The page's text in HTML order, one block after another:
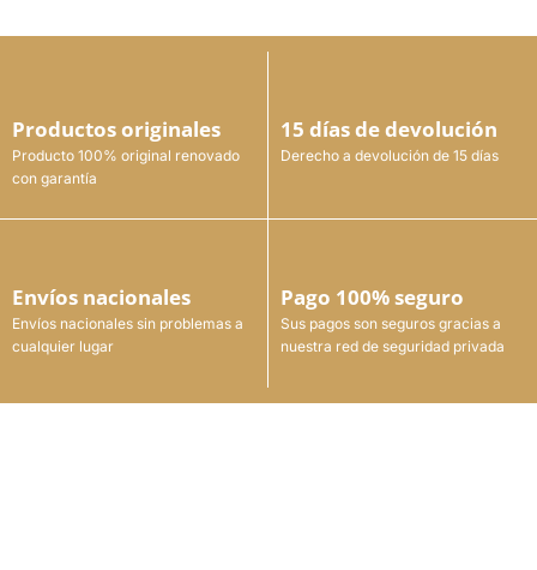
Productos originales
Producto 100% original renovado
con garantía
15 días de devolución
Derecho a devolución de 15 días
Envíos nacionales
Envíos nacionales sin problemas a
cualquier lugar
Pago 100% seguro
Sus pagos son seguros gracias a
nuestra red de seguridad privada